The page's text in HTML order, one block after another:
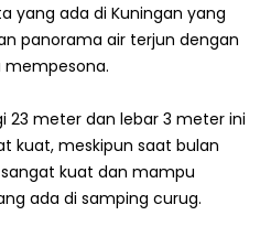
yang ada di Kuningan yang
panorama air terjun dengan
23 meter dan lebar 3 meter ini
kuat, meskipun saat bulan
kuat dan mampu
ada di samping curug.